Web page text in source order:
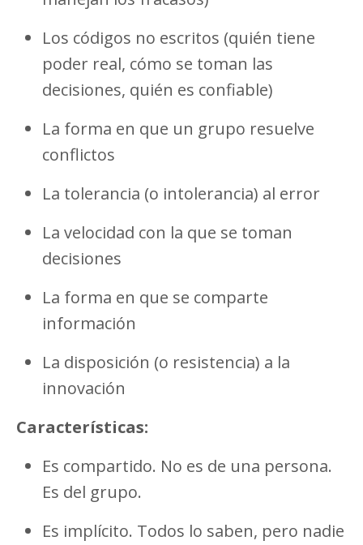
Los códigos no escritos (quién tiene
poder real, cómo se toman las
decisiones, quién es confiable)
La forma en que un grupo resuelve
conflictos
La tolerancia (o intolerancia) al error
La velocidad con la que se toman
decisiones
La forma en que se comparte
información
La disposición (o resistencia) a la
innovación
Características:
Es compartido. No es de una persona.
Es del grupo.
Es implícito. Todos lo saben, pero nadie